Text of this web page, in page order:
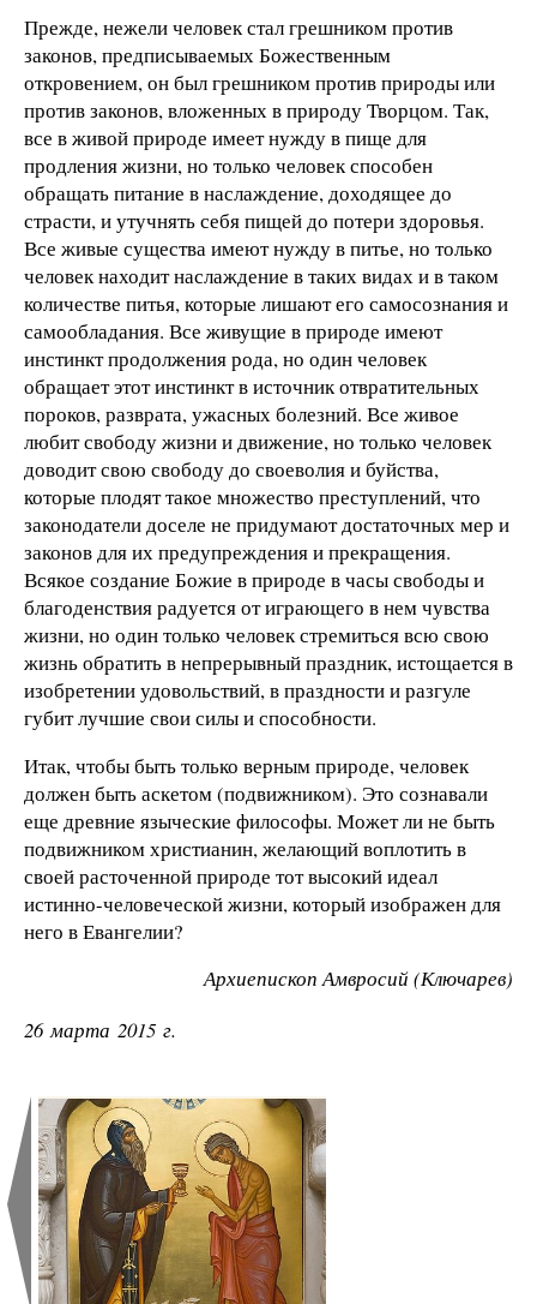
Прежде, нежели человек стал грешником против
законов, предписываемых Божественным
откровением, он был грешником против природы или
против законов, вложенных в природу Творцом. Так,
все в живой природе имеет нужду в пище для
продления жизни, но только человек способен
обращать питание в наслаждение, доходящее до
страсти, и утучнять себя пищей до потери здоровья.
Все живые существа имеют нужду в питье, но только
человек находит наслаждение в таких видах и в таком
количестве питья, которые лишают его самосознания и
самообладания. Все живущие в природе имеют
инстинкт продолжения рода, но один человек
обращает этот инстинкт в источник отвратительных
пороков, разврата, ужасных болезний. Все живое
любит свободу жизни и движение, но только человек
доводит свою свободу до своеволия и буйства,
которые плодят такое множество преступлений, что
законодатели доселе не придумают достаточных мер и
законов для их предупреждения и прекращения.
Всякое создание Божие в природе в часы свободы и
благоденствия радуется от играющего в нем чувства
жизни, но один только человек стремиться всю свою
жизнь обратить в непрерывный праздник, истощается в
изобретении удовольствий, в праздности и разгуле
губит лучшие свои силы и способности.
Итак, чтобы быть только верным природе, человек
должен быть аскетом (подвижником). Это сознавали
еще древние языческие философы. Может ли не быть
подвижником христианин, желающий воплотить в
своей расточенной природе тот высокий идеал
истинно-человеческой жизни, который изображен для
него в Евангелии?
Архиепископ Амвросий (Ключарев)
26 марта 2015 г.